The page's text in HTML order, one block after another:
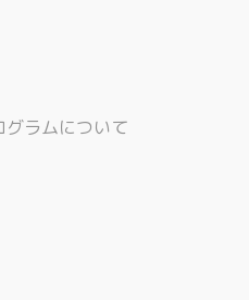
グラムについて